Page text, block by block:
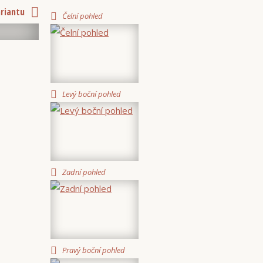
Čelní pohled
Levý boční pohled
Zadní pohled
Pravý boční pohled